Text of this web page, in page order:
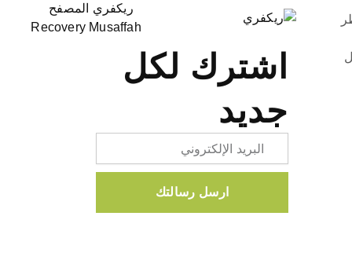
ريكفري المصفح
Recovery Musaffah
اشترك لكل
جديد
ارسل رسالتك